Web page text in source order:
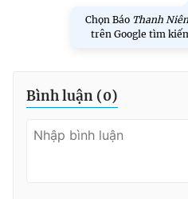
Chọn Báo Thanh Niên
trên Google tìm
Bình luận (0)